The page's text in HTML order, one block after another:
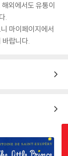
외에서도 유통이
.
마이페이지에서
랍니다.